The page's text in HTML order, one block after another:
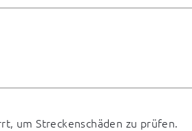
um Streckenschäden zu prüfen.